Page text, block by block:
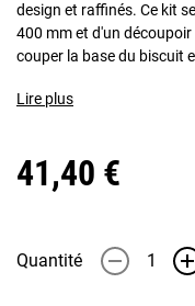
design et raffinés. Ce kit
400 mm et d'un
couper la base du biscuit
Lire plus
41,40 €
Quantité - +